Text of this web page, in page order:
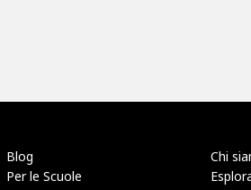
Blog
Per le Scuole
Chi